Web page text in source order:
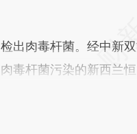
检出肉毒杆菌。经中新
肉毒杆菌污染的新西兰恒